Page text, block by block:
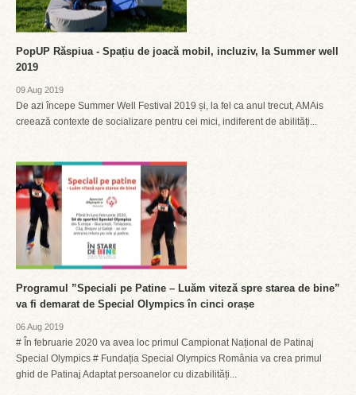
PopUP Răspiua - Spațiu de joacă mobil, incluziv, la Summer well
2019
09 Aug 2019
De azi începe Summer Well Festival 2019 și, la fel ca anul trecut, AMAis
creează contexte de socializare pentru cei mici, indiferent de abilități...
Programul ”Speciali pe Patine – Luăm viteză spre starea de bine”
va fi demarat de Special Olympics în cinci orașe
06 Aug 2019
# În februarie 2020 va avea loc primul Campionat Național de Patinaj
Special Olympics # Fundația Special Olympics România va crea primul
ghid de Patinaj Adaptat persoanelor cu dizabilități...